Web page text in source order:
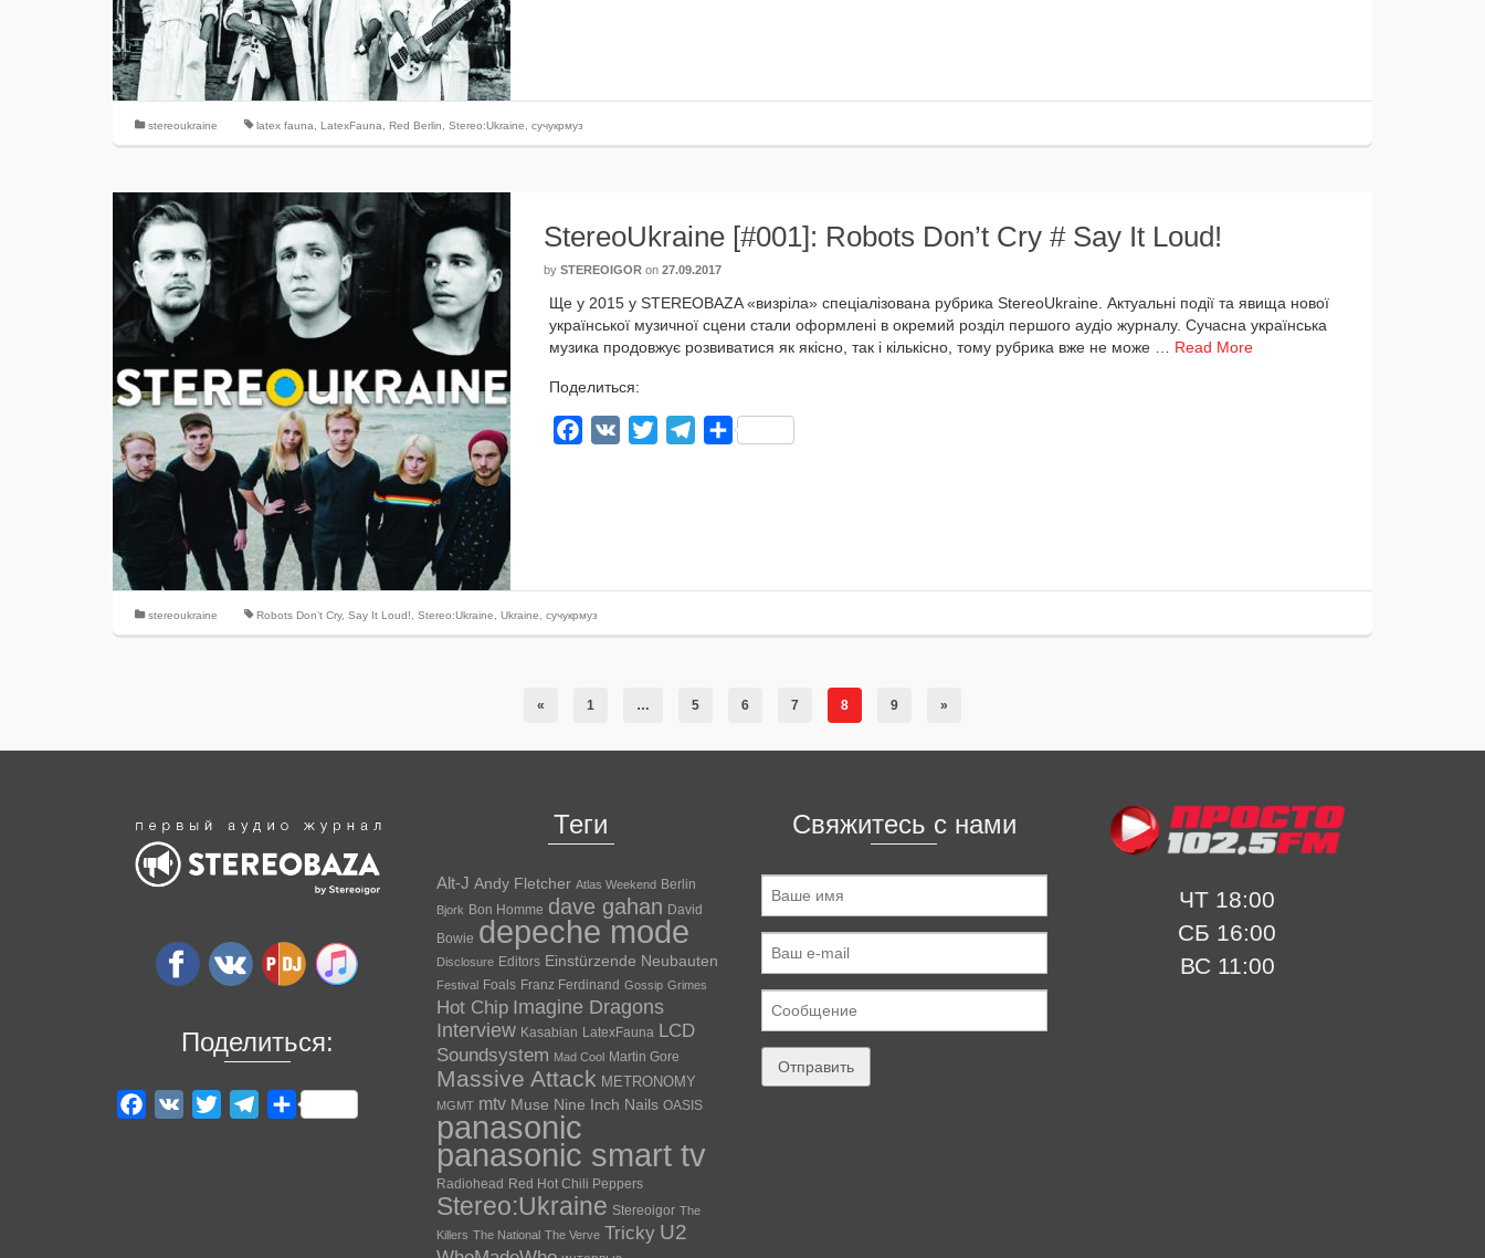
stereoukraine latex fauna LatexFauna Red Berlin Stereo:Ukraine сучукрмуз
StereoUkraine [#001]: Robots Don’t Cry # Say It Loud!
by STEREOIGOR on 27.09.2017
Ще у 2015 у STEREOBAZA «виз­рі­ла» спе­ціалі­зо­ва­на руб­ри­ка StereoUkraine. Актуальні події та яви­ща нової
українсь­кої музич­ної сце­ни ста­ли оформ­лені в окре­мий розділ пер­шо­го аудіо жур­на­лу. Сучасна українсь­ка
музи­ка про­до­в­жує роз­ви­ва­ти­ся як якіс­но, так і кіль­кіс­но, тому руб­ри­ка вже не може … Read More
Поделиться:
Facebook
VK Twitter TelegramОтправить
stereoukraine Robots Don’t Cry, Say It Loud! Stereo:Ukraine Ukraine сучукрмуз
« 1 … 5 6 7 8 9 »
Поделиться:
Facebook
VK Twitter TelegramОтправить
Теги
Alt-J Andy Fletcher Atlas Weekend Berlin
Bjork Bon Homme dave gahan David
Bowie depeche mode
Disclosure Editors Einstürzende Neubauten
Festival Foals Franz Ferdinand Gossip Grimes
Hot Chip Imagine Dragons
Interview Kasabian LatexFauna LCD
Soundsystem Mad Cool Martin Gore
Massive Attack METRONOMY
MGMT mtv Muse Nine Inch Nails OASIS
panasonic
panasonic smart tv
Radiohead Red Hot Chili Peppers
Stereo:Ukraine Stereoigor The
Killers The National The Verve Tricky U2
Свяжитесь с нами
ЧТ 18:00
СБ 16:00
ВС 11:00